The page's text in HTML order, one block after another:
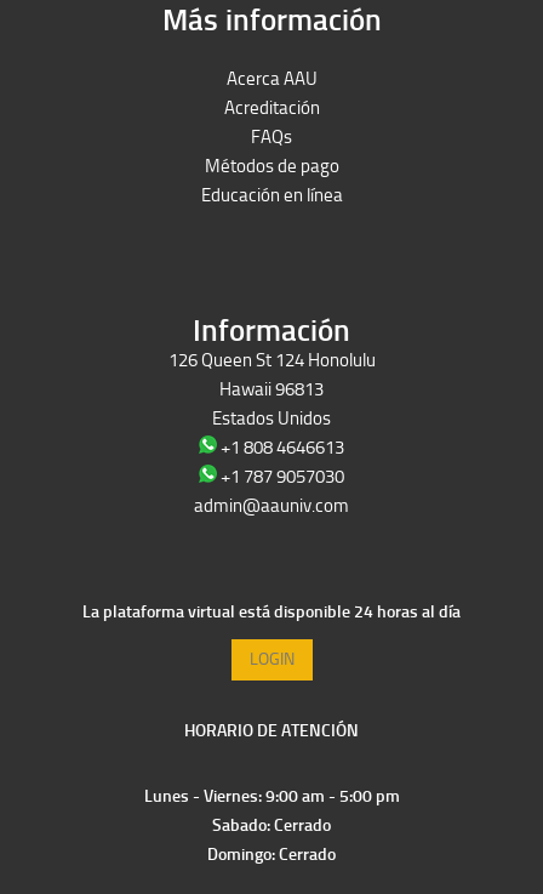
Más información
Acerca AAU
Acreditación
FAQs
Métodos de pago
Educación en línea
Información
126 Queen St 124 Honolulu
Hawaii 96813
Estados Unidos
+1 808 4646613
+1 787 9057030
admin@aauniv.com
La plataforma virtual está disponible 24 horas al día
LOGIN
HORARIO DE ATENCIÓN
Lunes - Viernes: 9:00 am - 5:00 pm
Sabado: Cerrado
Domingo: Cerrado